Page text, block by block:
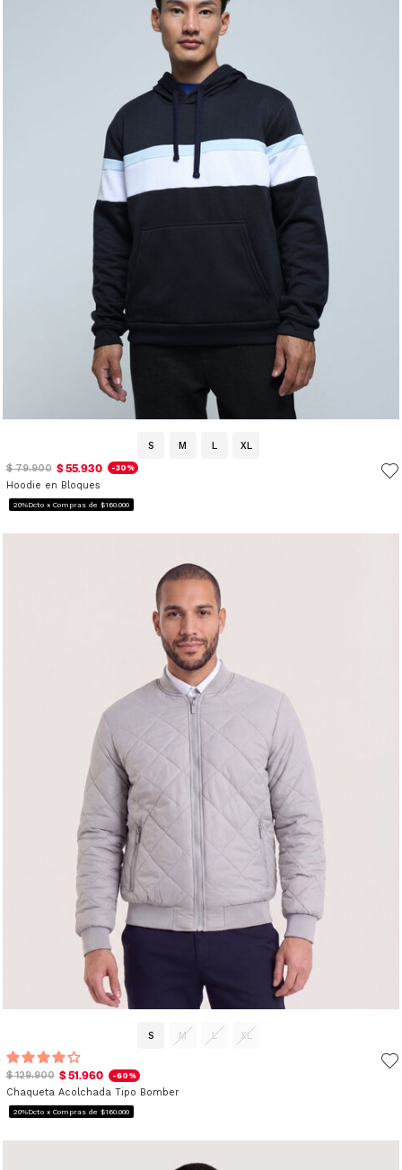
S M L
XL
$ 79.900 $ 55.930 -30%
Hoodie en Bloques
20%Dcto x Compras de $160.000
S M L XL
$ 129.900 $ 51.960 -60%
Chaqueta Acolchada Tipo Bomber
20%Dcto x Compras de $160.000